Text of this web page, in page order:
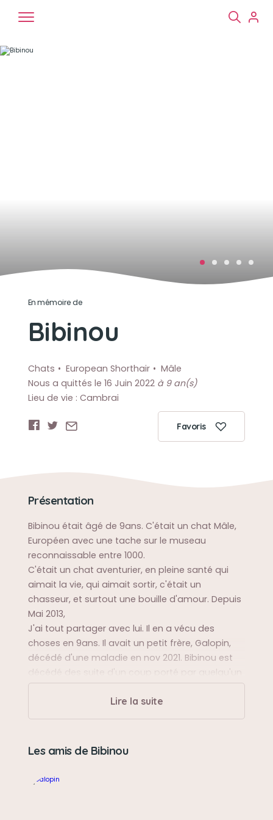
En mémoire de
Bibinou
Chats European Shorthair
Mâle
Nous a quittés le 16 Juin 2022 à 9 an(s)
Lieu de vie : Cambrai
Favoris
Présentation
Bibinou était âgé de 9ans. C'était un chat Mâle,
Européen avec une tache sur le museau
reconnaissable entre 1000.
C'était un chat aventurier, en pleine santé qui
aimait la vie, qui aimait sortir, c'était un
chasseur, et surtout une bouille d'amour. Depuis
Mai 2013,
J'ai tout partager avec lui. Il en a vécu des
choses en 9ans. Il avait un petit frère, Galopin,
décédé d'une maladie en nov 2021. Bibinou est
décédé des suite d'un coup porté par quelqu'un
puis jeté au canal. Je t'aime mon fils.
chasseur. Il m'as ramené plus d'une fois des
Lire la suite
Les amis de Bibinou